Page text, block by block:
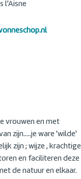
l'Aisne
vrouwen en met
zijn.....je ware 'wilde'
zijn ; wijze , krachtige
en faciliteren deze
de natuur en elkaar.